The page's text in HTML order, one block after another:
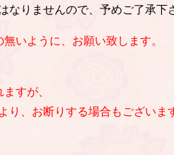
りませんので、予めご了承下
いように、お願い致します。
すが、
り、お断りする場合もございま